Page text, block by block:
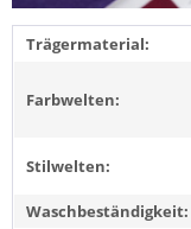
Trägermaterial:
Farbwelten:
Stilwelten:
Waschbeständigkeit: